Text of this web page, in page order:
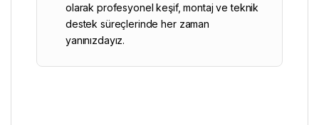
olarak profesyonel keşif, montaj ve teknik
destek süreçlerinde her zaman
yanınızdayız.